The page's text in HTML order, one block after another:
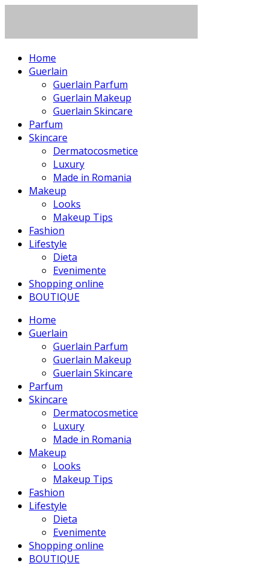
Home
Guerlain
Guerlain Parfum
Guerlain Makeup
Guerlain Skincare
Parfum
Skincare
Dermatocosmetice
Luxury
Made in Romania
Makeup
Looks
Makeup Tips
Fashion
Lifestyle
Dieta
Evenimente
Shopping online
BOUTIQUE
Home
Guerlain
Guerlain Parfum
Guerlain Makeup
Guerlain Skincare
Parfum
Skincare
Dermatocosmetice
Luxury
Made in Romania
Makeup
Looks
Makeup Tips
Fashion
Lifestyle
Dieta
Evenimente
Shopping online
BOUTIQUE